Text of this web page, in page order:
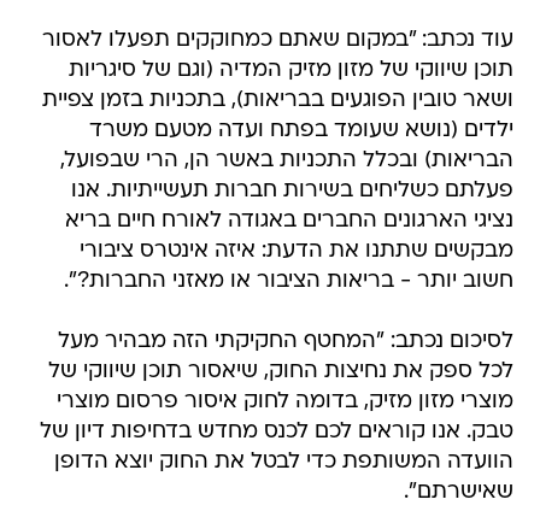
עוד נכתב: "במקום שאתם כמחוקקים תפעלו לאסור
תוכן שיווקי של מזון מזיק המדיה (וגם של סיגריות
ושאר טובין הפוגעים בבריאות), בתכניות בזמן צפיית
ילדים (נושא שעומד בפתח ועדה מטעם משרד
הבריאות) ובכלל התכניות באשר הן, הרי שבפועל,
פעלתם כשליחים בשירות חברות תעשייתיות. אנו
נציגי הארגונים החברים באגודה לאורח חיים בריא
מבקשים שתתנו את הדעת: איזה אינטרס ציבורי
חשוב יותר - בריאות הציבור או מאזני החברות?".
לסיכום נכתב: "המחטף החקיקתי הזה מבהיר מעל
לכל ספק את נחיצות החוק, שיאסור תוכן שיווקי של
מוצרי מזון מזיק, בדומה לחוק איסור פרסום מוצרי
טבק. אנו קוראים לכם לכנס מחדש בדחיפות דיון של
הוועדה המשותפת כדי לבטל את החוק יוצא הדופן
שאישרתם".